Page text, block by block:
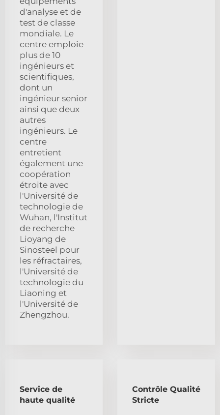
d'analyse et de
test de classe
mondiale. Le
centre emploie
plus de 10
ingénieurs et
scientifiques,
dont un
ingénieur senior
ainsi que deux
autres
ingénieurs. Le
centre
entretient
également une
coopération
étroite avec
l'Université de
technologie de
Wuhan, l'Institut
de recherche
Lioyang de
Sinosteel pour
les réfractaires,
l'Université de
technologie du
Liaoning et
l'Université de
Zhengzhou.
Service de
haute qualité
Contrôle Qualité
Stricte